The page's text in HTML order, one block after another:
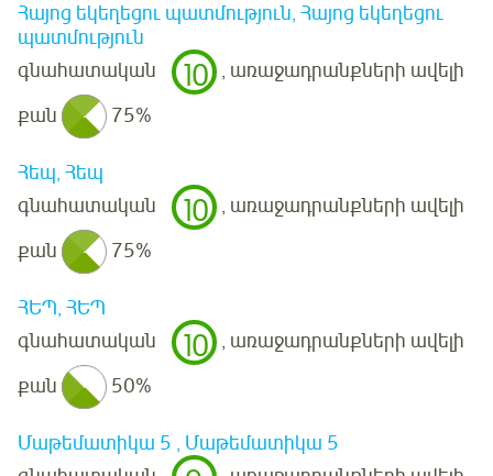
Հայոց եկեղեցու պատմություն, Հայոց եկեղեցու
պատմություն
գնահատական
10 , առաջադրանքների ավելի
քան
75%
Հեպ, Հեպ
գնահատական
10 , առաջադրանքների ավելի
քան
75%
ՀԵՊ, ՀԵՊ
գնահատական
10 , առաջադրանքների ավելի
քան
50%
Մաթեմատիկա 5 , Մաթեմատիկա 5